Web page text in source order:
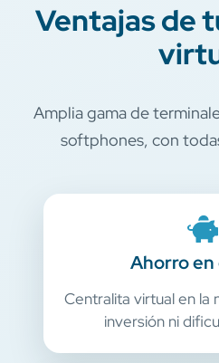
Ventajas de
Amplia gama de
softphones, con
Ahorro
Centralita virtual en la
inversión ni